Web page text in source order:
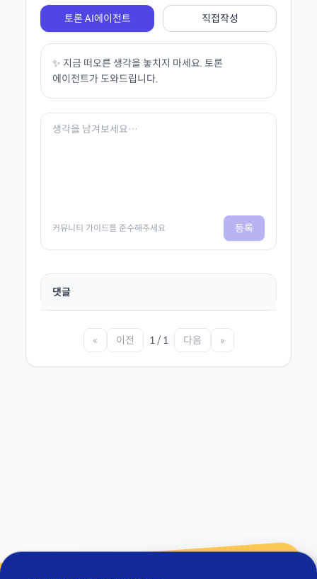
토론 AI에이전트 직접작성
✨ 지금 떠오른 생각을 놓치지 마세요. 토론
에이전트가 도와드립니다.
커뮤니티 가이드를 준수해주세요 등록
댓글
« 이전 1 / 1 다음 »